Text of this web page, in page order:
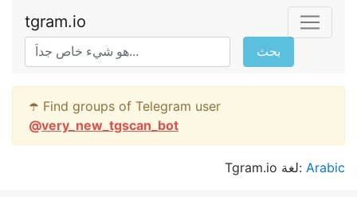
tgram.io
بحث
☂️ Find groups of Telegram user
@very_new_tgscan_bot
Tgram.io لغة: Arabic